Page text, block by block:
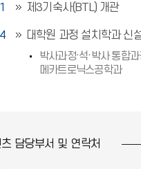
제3기숙사(BTL) 개관
대학원 과정 설치학과 신
박사과정·석·박사 통합
메카트로닉스공학과
담당부서 및 연락처